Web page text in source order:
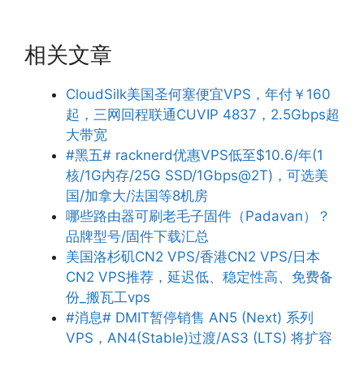
相关文章
CloudSilk美国圣何塞便宜VPS，年付￥160
起，三网回程联通CUVIP 4837，2.5Gbps超
大带宽
#黑五# racknerd优惠VPS低至$10.6/年(1
核/1G内存/25G SSD/1Gbps@2T)，可选美
国/加拿大/法国等8机房
哪些路由器可刷老毛子固件（Padavan）？
品牌型号/固件下载汇总
美国洛杉矶CN2 VPS/香港CN2 VPS/日本
CN2 VPS推荐，延迟低、稳定性高、免费备
份_搬瓦工vps
#消息# DMIT暂停销售 AN5 (Next) 系列
VPS，AN4(Stable)过渡/AS3 (LTS) 将扩容